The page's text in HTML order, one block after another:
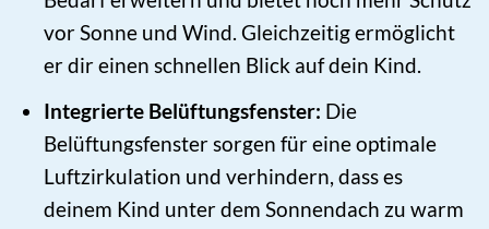
vor Sonne und Wind. Gleichzeitig ermöglicht
er dir einen schnellen Blick auf dein Kind.
Integrierte Belüftungsfenster: Die
Belüftungsfenster sorgen für eine optimale
Luftzirkulation und verhindern, dass es
deinem Kind unter dem Sonnendach zu warm